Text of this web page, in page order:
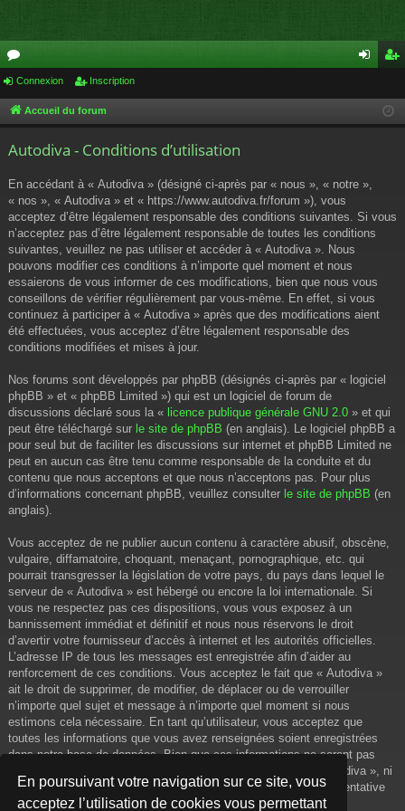
En poursuivant votre navigation sur ce site, vous
acceptez l’utilisation de cookies vous permettant
or
u cri
Connexion Inscription
Accueil du forum
Autodiva - Conditions d’utilisation
En accédant à « Autodiva » (désigné ci-après par « nous », « notre »,
« nos », « Autodiva » et « https://www.autodiva.fr/forum »), vous
acceptez d’être légalement responsable des conditions suivantes. Si vous
n’acceptez pas d’être légalement responsable de toutes les conditions
suivantes, veuillez ne pas utiliser et accéder à « Autodiva ». Nous
pouvons modifier ces conditions à n’importe quel moment et nous
essaierons de vous informer de ces modifications, bien que nous vous
conseillons de vérifier régulièrement par vous-même. En effet, si vous
continuez à participer à « Autodiva » après que des modifications aient
été effectuées, vous acceptez d’être légalement responsable des
conditions modifiées et mises à jour.
Nos forums sont développés par phpBB (désignés ci-après par « logiciel
phpBB » et « phpBB Limited ») qui est un logiciel de forum de
discussions déclaré sous la « licence publique générale GNU 2.0 » et qui
peut être téléchargé sur le site de phpBB (en anglais). Le logiciel phpBB a
pour seul but de faciliter les discussions sur internet et phpBB Limited ne
peut en aucun cas être tenu comme responsable de la conduite et du
contenu que nous acceptons et que nous n’acceptons pas. Pour plus
d’informations concernant phpBB, veuillez consulter le site de phpBB (en
anglais).
Vous acceptez de ne publier aucun contenu à caractère abusif, obscène,
vulgaire, diffamatoire, choquant, menaçant, pornographique, etc. qui
pourrait transgresser la législation de votre pays, du pays dans lequel le
serveur de « Autodiva » est hébergé ou encore la loi internationale. Si
vous ne respectez pas ces dispositions, vous vous exposez à un
bannissement immédiat et définitif et nous nous réservons le droit
d’avertir votre fournisseur d’accès à internet et les autorités officielles.
L’adresse IP de tous les messages est enregistrée afin d’aider au
renforcement de ces conditions. Vous acceptez le fait que « Autodiva »
ait le droit de supprimer, de modifier, de déplacer ou de verrouiller
n’importe quel sujet et message à n’importe quel moment si nous
estimons cela nécessaire. En tant qu’utilisateur, vous acceptez que
toutes les informations que vous avez renseignées soient enregistrées
dans notre base de données. Bien que ces informations ne seront pas
diffusées à une tierce partie sans votre consentement, ni « Autodiva », ni
phpBB, ne pourront être tenus comme responsables en cas de tentative
de piratage informatique visant à compromettre vos données.